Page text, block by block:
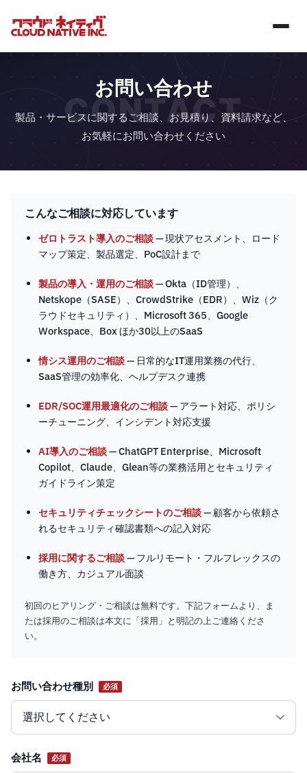
CONTACT
お問い合わせ
製品・サービスに関するご相談、お見積り、資料請求など、
お気軽にお問い合わせください
こんなご相談に対応しています
ゼロトラスト導入のご相談— 現状アセスメント、ロード
マップ策定、製品選定、PoC設計まで
製品の導入・運用のご相談— Okta（ID管理）、
Netskope（SASE）、CrowdStrike（EDR）、Wiz（ク
ラウドセキュリティ）、Microsoft 365、Google
Workspace、Box ほか30以上のSaaS
情シス運用のご相談— 日常的なIT運用業務の代行、
SaaS管理の効率化、ヘルプデスク連携
EDR/SOC運用最適化のご相談— アラート対応、ポリシ
ーチューニング、インシデント対応支援
AI導入のご相談— ChatGPT Enterprise、Microsoft
Copilot、Claude、Glean等の業務活用とセキュリティ
ガイドライン策定
セキュリティチェックシートのご相談— 顧客から依頼さ
れるセキュリティ確認書類への記入対応
採用に関するご相談— フルリモート・フルフレックスの
働き方、カジュアル面談
初回のヒアリング・ご相談は無料です。下記フォームより、ま
たは採用のご相談は本文に「採用」と明記の上ご連絡くださ
い。
Website
お問い合わせ種別 必須
会社名 必須